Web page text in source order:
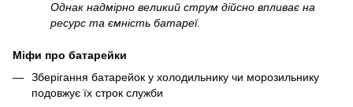
Однак надмірно великий струм дійсно впливає на
ресурс та ємність батареї.
Міфи про батарейки
Зберігання батарейок у холодильнику чи морозильнику
подовжує їх строк служби